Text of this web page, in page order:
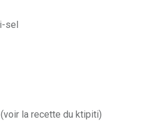
sel
la recette du ktipiti)